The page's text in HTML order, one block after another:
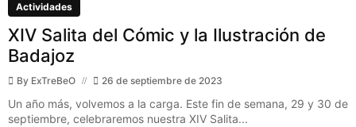
Actividades
XIV Salita del Cómic y la Ilustración de
Badajoz
By ExTreBeO 26 de septiembre de 2023
Un año más, volvemos a la carga. Este fin de semana, 29 y 30 de
septiembre, celebraremos nuestra XIV Salita...